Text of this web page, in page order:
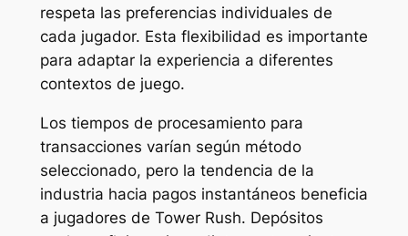
respeta las preferencias individuales de
cada jugador. Esta flexibilidad es importante
para adaptar la experiencia a diferentes
contextos de juego.
Los tiempos de procesamiento para
transacciones varían según método
seleccionado, pero la tendencia de la
industria hacia pagos instantáneos beneficia
a jugadores de Tower Rush. Depósitos